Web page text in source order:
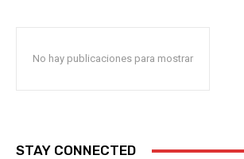
No hay publicaciones para mostrar
STAY CONNECTED